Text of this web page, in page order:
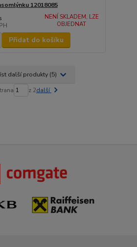
12018085
NENÍ SKLADEM, LZE
OBJEDNAT
Přidat do košíku
další produkty (5)
z 2další